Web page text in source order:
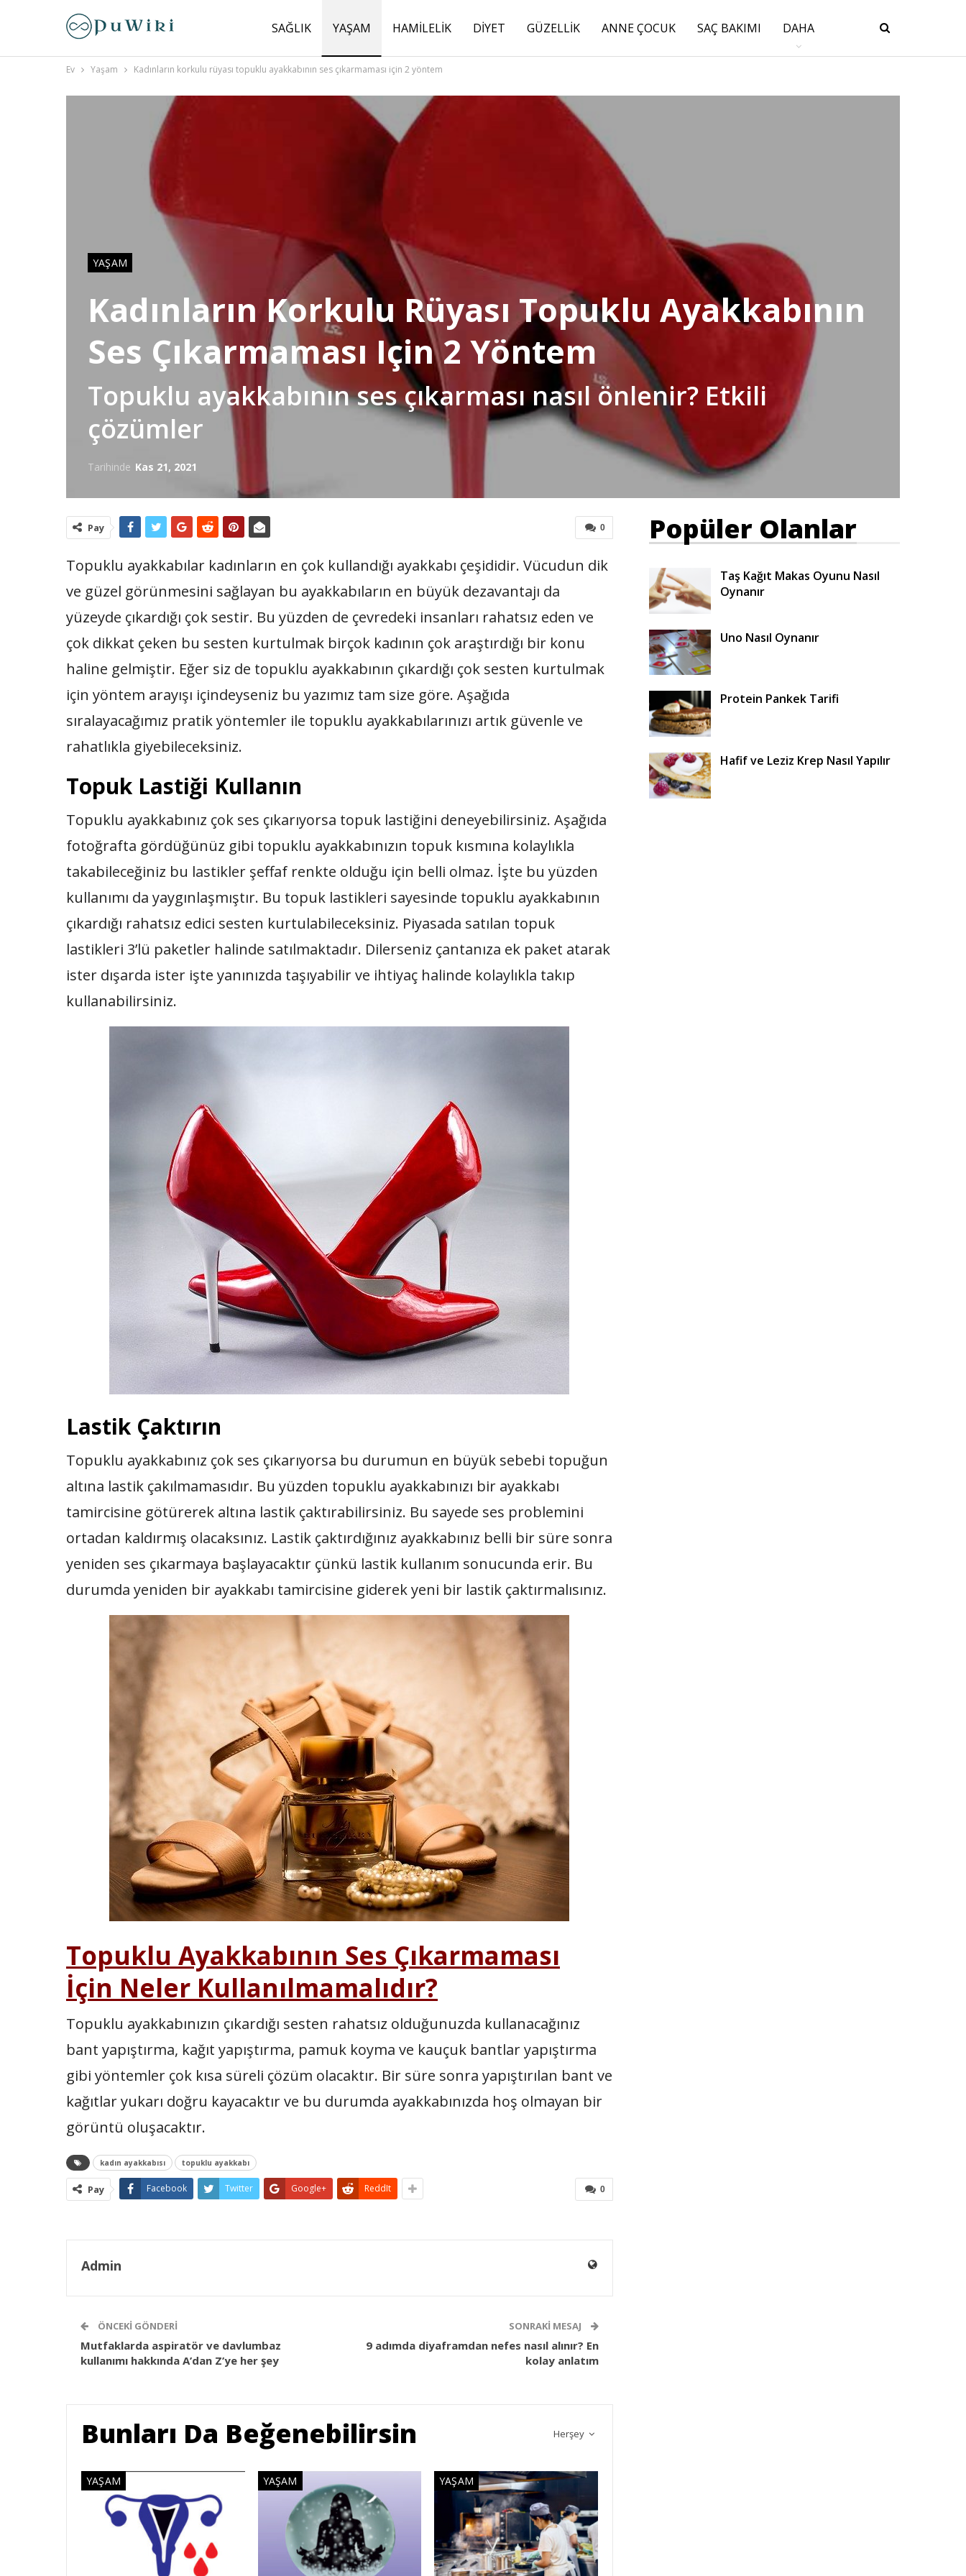
SAĞLIK YAŞAM HAMILELIK DIYET GÜZELLIK ANNE ÇOCUK SAÇ BAKIMI DAHA
Ev Yaşam Kadınların korkulu rüyası topuklu ayakkabının ses çıkarmaması için 2 yöntem
YAŞAM
Kadınların Korkulu Rüyası Topuklu Ayakkabının
Ses Çıkarmaması Için 2 Yöntem
Topuklu ayakkabının ses çıkarması nasıl önlenir? Etkili
çözümler
Tarihinde Kas 21, 2021
0
Pay
Topuklu ayakkabılar kadınların en çok kullandığı ayakkabı çeşididir. Vücudun dik
ve güzel görünmesini sağlayan bu ayakkabıların en büyük dezavantajı da
yüzeyde çıkardığı çok sestir. Bu yüzden de çevredeki insanları rahatsız eden ve
çok dikkat çeken bu sesten kurtulmak birçok kadının çok araştırdığı bir konu
haline gelmiştir. Eğer siz de topuklu ayakkabının çıkardığı çok sesten kurtulmak
için yöntem arayışı içindeyseniz bu yazımız tam size göre. Aşağıda
sıralayacağımız pratik yöntemler ile topuklu ayakkabılarınızı artık güvenle ve
rahatlıkla giyebileceksiniz.
Topuk Lastiği Kullanın
Topuklu ayakkabınız çok ses çıkarıyorsa topuk lastiğini deneyebilirsiniz. Aşağıda
fotoğrafta gördüğünüz gibi topuklu ayakkabınızın topuk kısmına kolaylıkla
takabileceğiniz bu lastikler şeffaf renkte olduğu için belli olmaz. İşte bu yüzden
kullanımı da yaygınlaşmıştır. Bu topuk lastikleri sayesinde topuklu ayakkabının
çıkardığı rahatsız edici sesten kurtulabileceksiniz. Piyasada satılan topuk
lastikleri 3’lü paketler halinde satılmaktadır. Dilerseniz çantanıza ek paket atarak
ister dışarda ister işte yanınızda taşıyabilir ve ihtiyaç halinde kolaylıkla takıp
kullanabilirsiniz.
Lastik Çaktırın
Topuklu ayakkabınız çok ses çıkarıyorsa bu durumun en büyük sebebi topuğun
altına lastik çakılmamasıdır. Bu yüzden topuklu ayakkabınızı bir ayakkabı
tamircisine götürerek altına lastik çaktırabilirsiniz. Bu sayede ses problemini
ortadan kaldırmış olacaksınız. Lastik çaktırdığınız ayakkabınız belli bir süre sonra
yeniden ses çıkarmaya başlayacaktır çünkü lastik kullanım sonucunda erir. Bu
durumda yeniden bir ayakkabı tamircisine giderek yeni bir lastik çaktırmalısınız.
Topuklu Ayakkabının Ses Çıkarmaması
İçin Neler Kullanılmamalıdır?
Topuklu ayakkabınızın çıkardığı sesten rahatsız olduğunuzda kullanacağınız
bant yapıştırma, kağıt yapıştırma, pamuk koyma ve kauçuk bantlar yapıştırma
gibi yöntemler çok kısa süreli çözüm olacaktır. Bir süre sonra yapıştırılan bant ve
kağıtlar yukarı doğru kayacaktır ve bu durumda ayakkabınızda hoş olmayan bir
görüntü oluşacaktır.
kadın ayakkabısı topuklu ayakkabı
0
Pay Facebook Twitter Google+ ReddIt
Admin
ÖNCEKI GÖNDERI
Mutfaklarda aspiratör ve davlumbaz
kullanımı hakkında A’dan Z’ye her şey
SONRAKI MESAJ
9 adımda diyaframdan nefes nasıl alınır? En
kolay anlatım
Herşey
Bunları Da Beğenebilirsin
YAŞAM YAŞAM YAŞAM
Popüler Olanlar
Taş Kağıt Makas Oyunu Nasıl
Oynanır
Uno Nasıl Oynanır
Protein Pankek Tarifi
Hafif ve Leziz Krep Nasıl Yapılır